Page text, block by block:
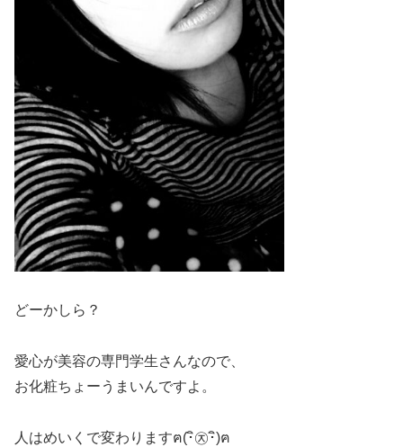
どーかしら？
愛心が美容の専門学生さんなので、
お化粧ちょーうまいんですよ。
人はめいくで変わりますฅ(･ิ㉨･ิ)ฅ